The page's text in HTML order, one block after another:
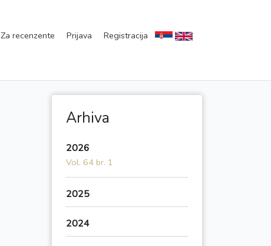
Za recenzente Prijava Registracija
Arhiva
2026
Vol. 64 br. 1
2025
2024